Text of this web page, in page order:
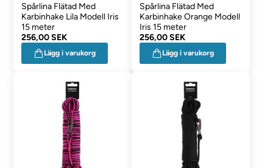
Spårlina Flätad Med
Karbinhake Lila Modell Iris
15 meter
256,00 SEK
Lägg i varukorg
Spårlina Flätad Med
Karbinhake Orange Modell
Iris 15 meter
256,00 SEK
Lägg i varukorg